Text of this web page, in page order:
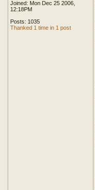
Joined: Mon Dec 25 2006,
12:18PM
Posts: 1035
Thanked 1 time in 1 post